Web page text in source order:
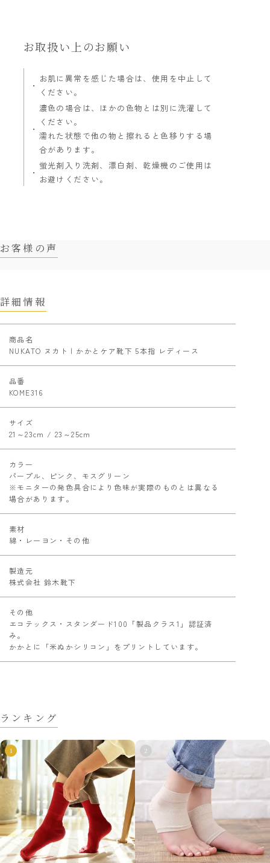
お取扱い上のお願い
お肌に異常を感じた場合は、使用を中止して
ください。
濃色の場合は、ほかの色物とは別に洗濯して
ください。
濡れた状態で他の物と擦れると色移りする場
合があります。
蛍光剤入り洗剤、漂白剤、乾燥機のご使用は
お避けください。
お客様の声
詳細情報
商品名
NUKATO ヌカト | かかとケア靴下 5本指 レディース
品番
KOME316
サイズ
21～23cm / 23～25cm
カラー
パープル、ピンク、モスグリーン
※モニターの発色具合により色味が実際のものとは異なる
場合があります。
素材
綿・レーヨン・その他
製造元
株式会社 鈴木靴下
その他
エコテックス・スタンダード100「製品クラス1」認証済
み。
かかとに「米ぬかシリコン」をプリントしています。
ランキング